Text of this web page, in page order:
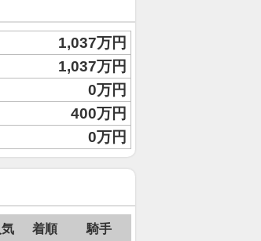
1,037万円
1,037万円
0万円
400万円
0万円
気 着順 騎手